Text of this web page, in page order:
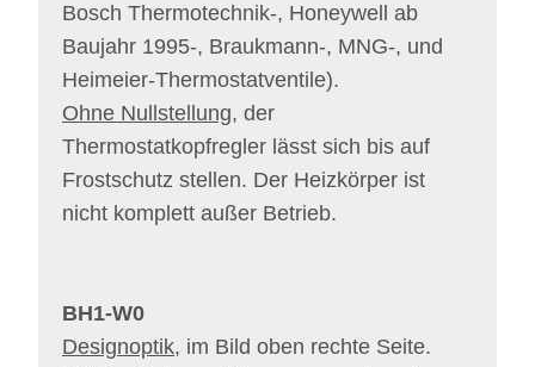
Bosch Thermotechnik-, Honeywell ab
Baujahr 1995-, Braukmann-, MNG-, und
Heimeier-Thermostatventile).
Ohne Nullstellung, der
Thermostatkopfregler lässt sich bis auf
Frostschutz stellen. Der Heizkörper ist
nicht komplett außer Betrieb.
BH1-W0
Designoptik, im Bild oben rechte Seite.